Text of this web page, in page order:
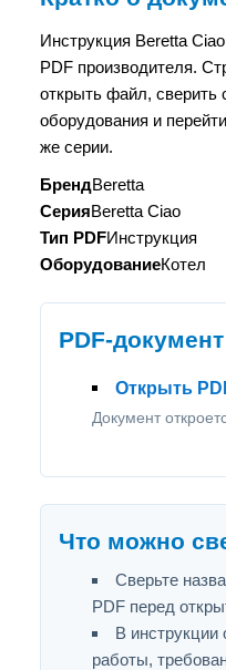
Инструкция Beretta
PDF производителя.
открыть файл, сверить
оборудования и
же серии.
БрендBeretta
СерияBeretta Ciao
Тип PDFИнструкция
ОборудованиеКотел
PDF-документ
Открыть
Документ
Что можно
Сверьте
PDF перед
В
работы,